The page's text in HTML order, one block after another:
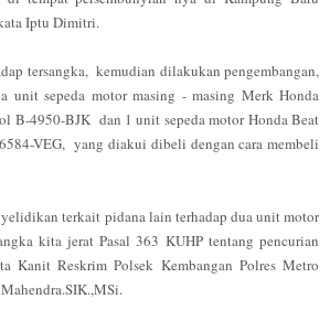
Iptu Dimitri.
tersangka, kemudian dilakukan pengembangan,
unit sepeda motor masing - masing Merk Honda
B-4950-BJK dan 1 unit sepeda motor Honda Beat
VEG, yang diakui dibeli dengan cara membeli
terkait pidana lain terhadap dua unit motor
kita jerat Pasal 363 KUHP tentang pencurian
Kanit Reskrim Polsek Kembangan Polres Metro